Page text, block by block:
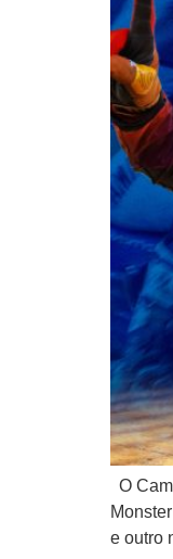
O
e outro